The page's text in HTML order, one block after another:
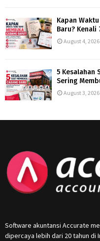
Kapan
Baru? Kenali
August 4, 2026
5 Kesalahan
Sering
August 3, 2026
Software akuntansi Accurate
dipercaya lebih dari 20 tahun di